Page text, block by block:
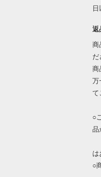
返
商
だ
商
万
て
○
品
は
○